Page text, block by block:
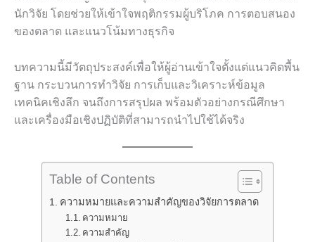
นักวิจัย โดยช่วยให้เข้าใจพฤติกรรมผู้บริโภค การตอบสนอง
ของตลาด และแนวโน้มทางธุรกิจ
บทความนี้มีวัตถุประสงค์เพื่อให้ผู้อ่านเข้าใจตั้งแต่แนวคิดพื้น
ฐาน กระบวนการทำวิจัย การเก็บและวิเคราะห์ข้อมูล
เทคนิคเชิงลึก จนถึงการสรุปผล พร้อมตัวอย่างกรณีศึกษา
และเครื่องมือเชิงปฏิบัติที่สามารถนำไปใช้ได้จริง
Table of Contents
ความหมายและความสำคัญของวิจัยการตลาด
ความหมาย
ความสำคัญ